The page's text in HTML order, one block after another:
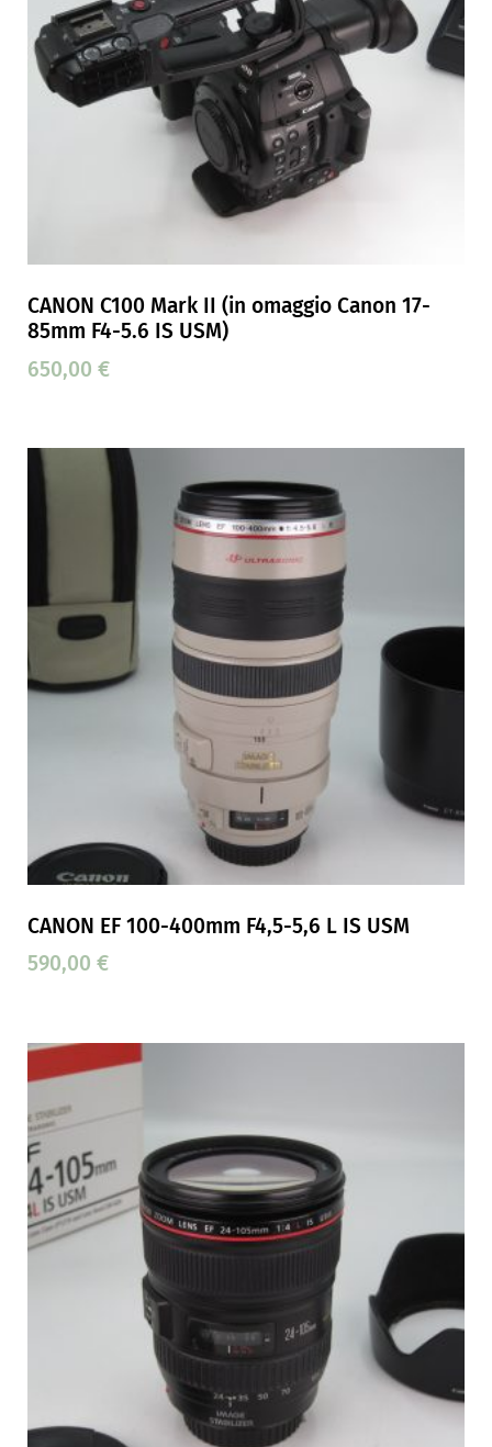
CANON C100 Mark II (in omaggio Canon 17-
85mm F4-5.6 IS USM)
650,00 €
CANON EF 100-400mm F4,5-5,6 L IS USM
590,00 €